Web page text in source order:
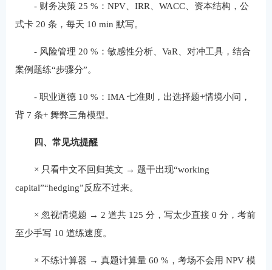
‑ 财务决策 25 %：NPV、IRR、WACC、资本结构，公
式卡 20 条，每天 10 min 默写。
‑ 风险管理 20 %：敏感性分析、VaR、对冲工具，结合
案例题练“步骤分”。
‑ 职业道德 10 %：IMA 七准则，出选择题+情境小问，
背 7 条+ 舞弊三角模型。
四、常见坑提醒
× 只看中文不回归英文 → 题干出现“working
capital”“hedging”反应不过来。
× 忽视情境题 → 2 道共 125 分，写太少直接 0 分，考前
至少手写 10 道练速度。
× 不练计算器 → 真题计算量 60 %，考场不会用 NPV 模